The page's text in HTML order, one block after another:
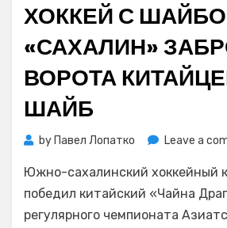
ХОККЕЙ С
«САХАЛИН»
ВОРОТА
ШАЙБ
by Павел Лопатко Leave a
Южно-сахалинский хоккейный
победил китайский «Чайна
регулярного чемпионата